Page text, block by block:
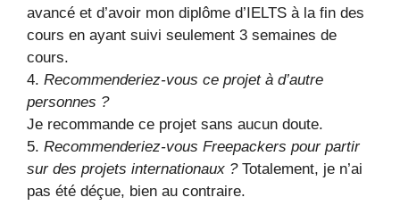
avancé et d’avoir mon diplôme d’IELTS à la fin des
cours en ayant suivi seulement 3 semaines de
cours.
4. Recommenderiez-vous ce projet à d’autre
personnes ?
Je recommande ce projet sans aucun doute.
5. Recommenderiez-vous Freepackers pour partir
sur des projets internationaux ? Totalement, je n’ai
pas été déçue, bien au contraire.